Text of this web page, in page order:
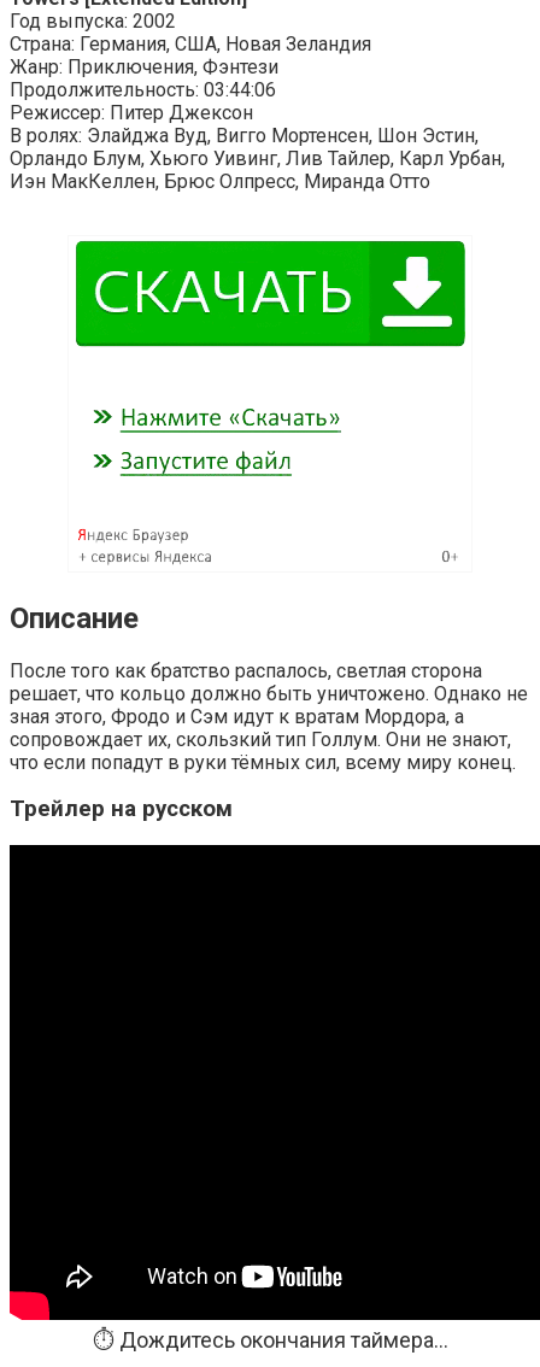
Год выпуска: 2002
Страна: Германия, США, Новая Зеландия
Жанр: Приключения, Фэнтези
Продолжительность: 03:44:06
Режиссер: Питер Джексон
В ролях: Элайджа Вуд, Вигго Мортенсен, Шон Эстин,
Орландо Блум, Хьюго Уивинг, Лив Тайлер, Карл Урбан,
Иэн МакКеллен, Брюс Олпресс, Миранда Отто
Описание
После того как братство распалось, светлая сторона
решает, что кольцо должно быть уничтожено. Однако не
зная этого, Фродо и Сэм идут к вратам Мордора, а
сопровождает их, скользкий тип Голлум. Они не знают,
что если попадут в руки тёмных сил, всему миру конец.
Трейлер на русском
⏱️ Дождитесь окончания таймера...